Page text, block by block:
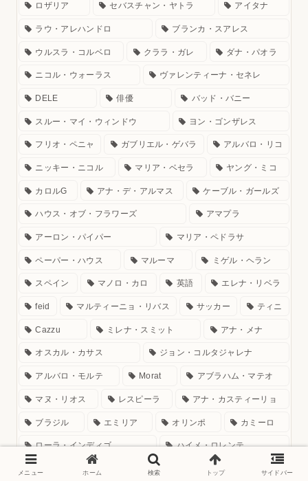
ロザリア セバスチャン・ヤトラ アイタナ
ラウ・アレハンドロ ブランカ・スアレス
ウルスラ・コルベロ クララ・ガレ ダナ・パオラ
ニコル・ウォーラス ヴァレンティーナ・セネレ
DELE 俳優 バッド・バニー
スルー・マイ・ウィンドウ ヨン・ゴンザレス
フリオ・ペニャ ガブリエル・ゲバラ アルバロ・リコ
ニッキー・ニコル マリア・ベセラ ヤング・ミコ
カロルG アナ・デ・アルマス ケーブル・ガールズ
ハウス・オブ・フラワーズ アマプラ
アーロン・パイパー マリア・ペドラサ
ペーパー・ハウス マルーマ ミゲル・ヘラン
スペイン マノロ・カロ 英語 エレナ・リベラ
feid マルティーニョ・リバス サッカー ティニ
Cazzu ミレナ・スミット アナ・メナ
オスカル・カサス ジョン・コルタジャレナ
アルバロ・モルテ Morat アブラハム・マテオ
マヌ・リオス レスピーラ アナ・カスティーリョ
ブラジル エミリア オリンポ カミーロ
ローラ・インディゴ ハイメ・ロレンテ
ソフィア・ベルガラ
メニュー ホーム 検索 トップ サイドバー